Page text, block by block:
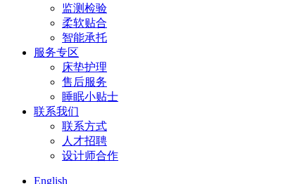
监测检验
柔软贴合
智能承托
服务专区
床垫护理
售后服务
睡眠小贴士
联系我们
联系方式
人才招聘
设计师合作
English